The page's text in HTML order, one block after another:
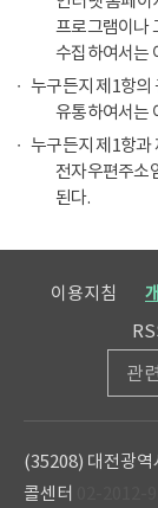
프로그램이나
수집하여서는
누구든지 제1항의
유통하여서는
누구든지 제1항과
전자우편주소
된다.
이용지침
관
(35208) 대전광
콜센터